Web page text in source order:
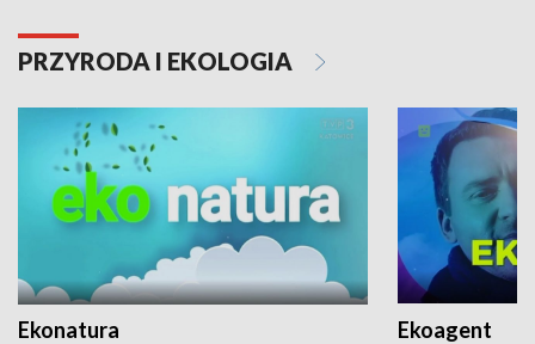
PRZYRODA I EKOLOGIA
Ekonatura Ekoagent